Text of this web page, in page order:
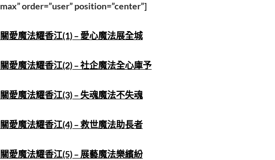
max” order=”user” position=”center”]
關愛魔法耀香江(1) – 愛心魔法展全城
關愛魔法耀香江(2) – 社企魔法全心庫予
關愛魔法耀香江(3) – 失魂魔法不失魂
關愛魔法耀香江(4) – 救世魔法助長者
關愛魔法耀香江(5) – 展藝魔法樂繽紛